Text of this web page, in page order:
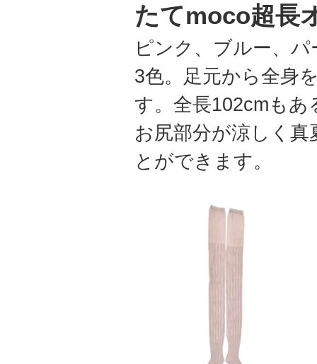
たてmoco超長
ピンク、ブルー、
3色。足元から全身
す。全長102cmも
お尻部分が涼しく
とができます。